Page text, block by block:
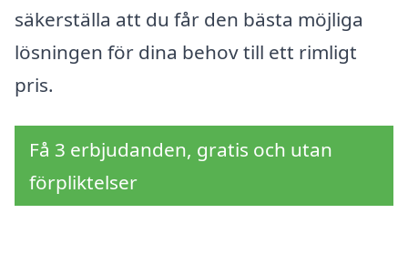
säkerställa att du får den bästa möjliga
lösningen för dina behov till ett rimligt
pris.
Få 3 erbjudanden, gratis och utan
förpliktelser